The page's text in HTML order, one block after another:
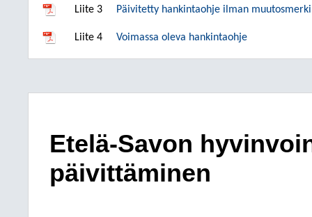
Liite 3 Päivitetty hankintaohje ilman
Liite 4 Voimassa oleva hankintaohje
Etelä-Savon
päivittäminen